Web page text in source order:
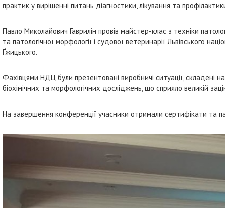
практик у вирішенні питань діагностики, лікування та
Павло Миколайович Гаврилін провів майстер-клас з техніки
та патологічної морфології і судової ветеринарії Львівського
Ґжицького.
Фахівцями НДЦ були презентовані виробничі ситуації, складені
біохімічних та морфологічних досліджень, що сприяло великій
На завершення конференції учасники отримали сертифікати та